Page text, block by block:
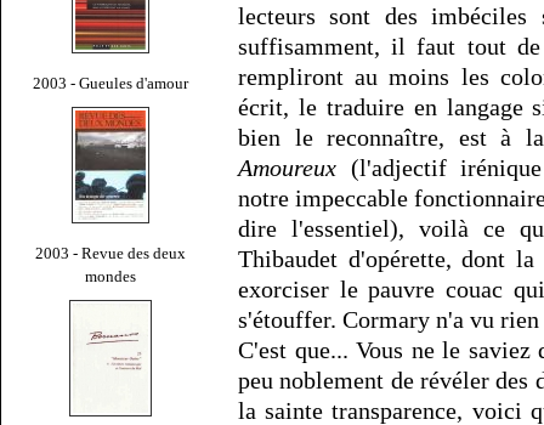
2003 - Gueules d'amour
2003 - Revue des deux
mondes
lecteurs sont des
suffisamment, il faut tout de
rempliront au moins les
écrit, le traduire en langage
bien le reconnaître, est à
Amoureux (l'adjectif
notre impeccable
dire l'essentiel), voilà ce
Thibaudet d'opérette, dont
exorciser le pauvre couac
s'étouffer. Cormary n'a vu
C'est que... Vous ne le saviez
peu noblement de révéler des
la sainte transparence, voici